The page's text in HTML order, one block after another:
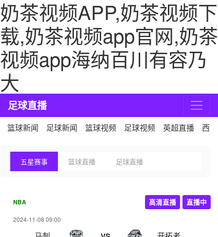
奶茶视频APP,奶茶视频下
载,奶茶视频app官网,奶茶
视频app海纳百川有容乃
大
足球直播
篮球新闻 足球新闻 篮球视频 足球视频 英超直播 西
五星赛事 篮球直播 足球直播
NBA
2024-11-08 09:00
高清直播 直播中